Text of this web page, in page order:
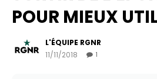
POUR MIEUX
L'ÉQUIPE RGNR
11/11/2018
1